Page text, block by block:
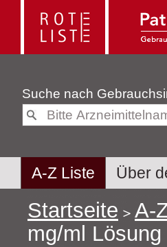
Suche nach
A-Z Liste Über
Startseite A-
mg/ml